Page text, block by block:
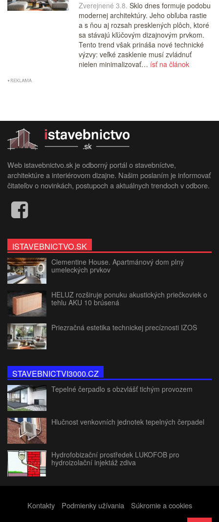
Zverejnené 3.8. Sklo dnes formuje podobu
modernej architektúry. Jeho obľuba rastie
a s ňou aj rozsah presklených plôch, ktoré
sa stávajú kľúčovým dizajnovým prvkom.
Tento trend však prináša nové technické
výzvy: veľké zasklenie musí zvládnuť
nielen minimalizovať… ísť na článok
Web istavebnictvo.sk je odborný portál o stavebníctve,
architektúre a interiérovom dizajne. Našim poslaním je informovať
čitateľov o novinkách, postupoch a aktuálnych trendoch v odbore.
ISTAVEBNICTVO.SK
Clementine House. Apartmánový dom plný
umeleckých prvkov
HELUZ rozširuje ponuku akustických priečkoviek o
tehlu AKU 10 brúsená
Priezračná estetika technickej precíznosti IZOS
STAVEBNICTVI3000.CZ
Tepelné čerpadlo s obzvlášť tichým provozem
Hlučnost venkovních jednotek tepelných čerpadel
Hydrofobizační prostředek LUKOFOB pro
hydroizolační injektáž zdiva
Kontakty Podmienky užívania Súkromie a cookies